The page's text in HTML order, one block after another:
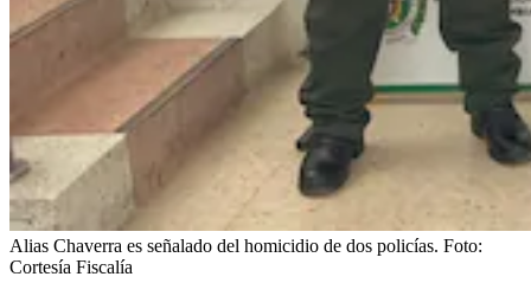
Alias Chaverra es señalado del homicidio de dos policías. Foto:
Cortesía Fiscalía